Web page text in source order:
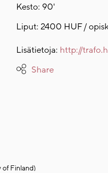
Kesto: 90'
Liput: 2400 HUF /
Lisätietoja: http://
Share
of Finland)